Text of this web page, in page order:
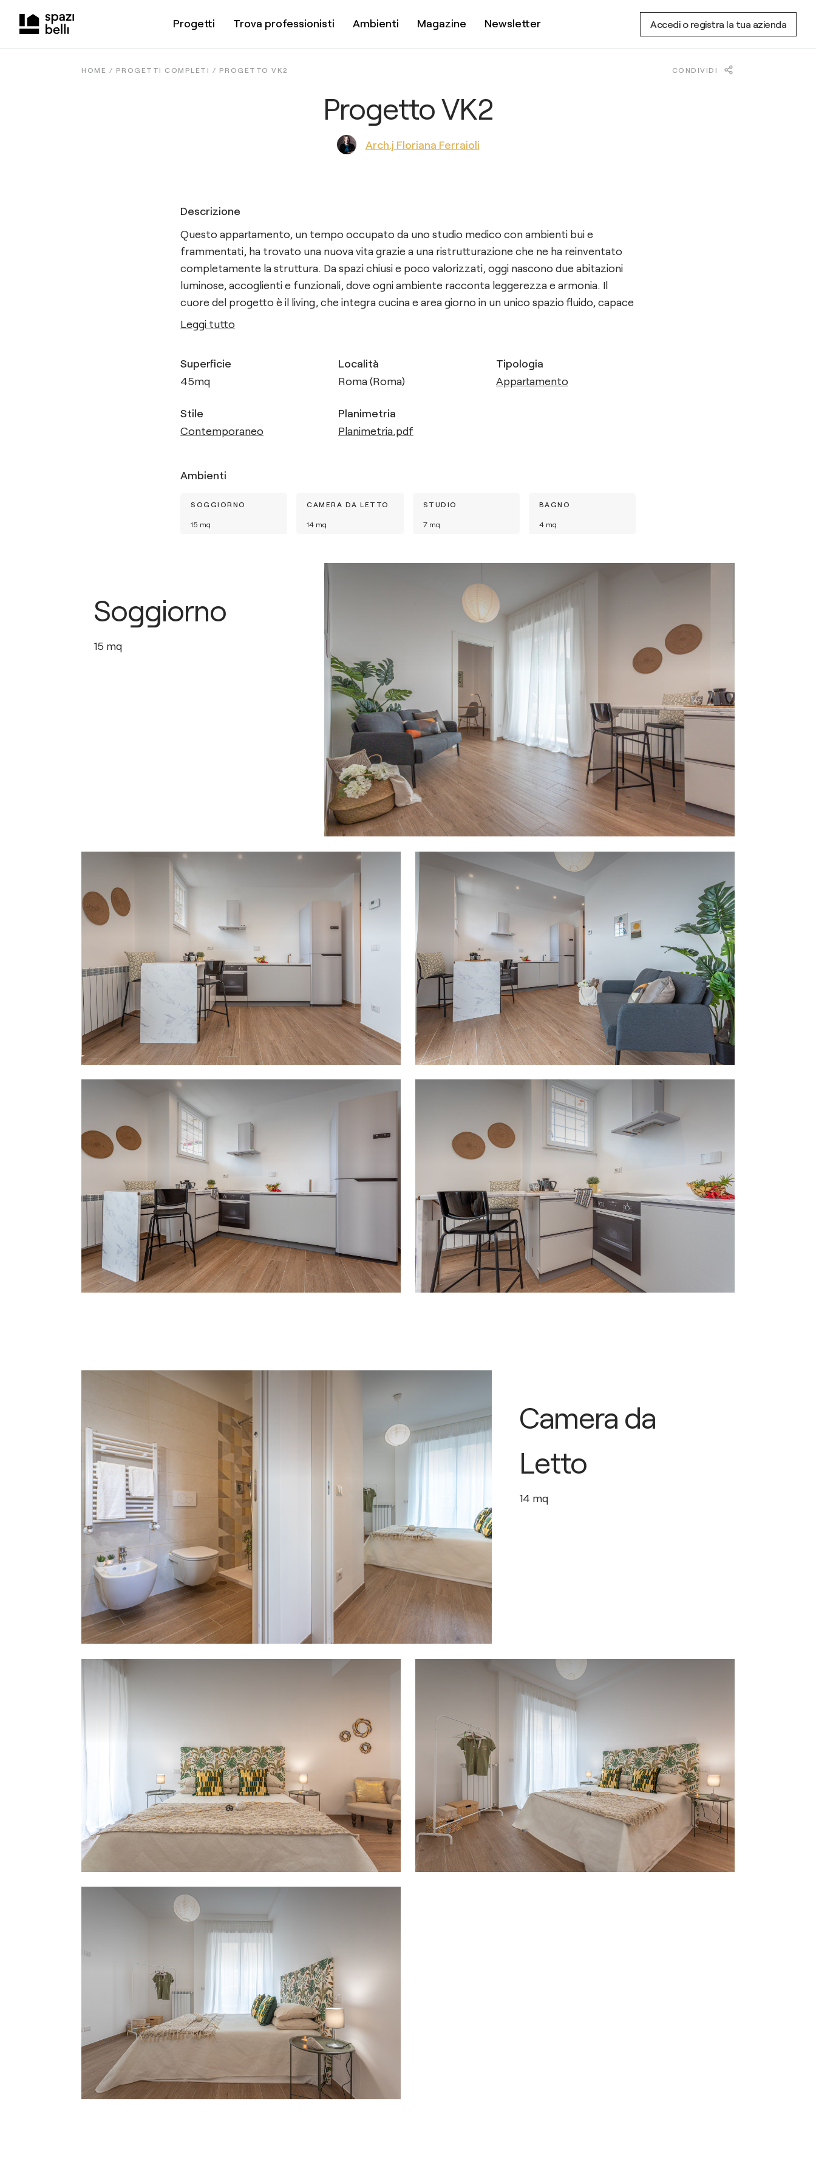
Progetti Trova professionisti Ambienti Magazine Newsletter Accedi o registra la tua azienda
HOME / PROGETTI COMPLETI / PROGETTO VK2 CONDIVIDI
Progetto VK2
Arch.j Floriana Ferraioli
Descrizione
Questo appartamento, un tempo occupato da uno studio medico con ambienti bui e
frammentati, ha trovato una nuova vita grazie a una ristrutturazione che ne ha reinventato
completamente la struttura. Da spazi chiusi e poco valorizzati, oggi nascono due abitazioni
luminose, accoglienti e funzionali, dove ogni ambiente racconta leggerezza e armonia. Il
cuore del progetto è il living, che integra cucina e area giorno in un unico spazio fluido, capace
Leggi tutto
Superficie
45mq
Località
Roma (Roma)
Tipologia
Appartamento
Stile
Contemporaneo
Planimetria
Planimetria.pdf
Ambienti
SOGGIORNO
15 mq
CAMERA DA LETTO
14 mq
STUDIO
7mq
BAGNO
4mq
Soggiorno
15 mq
Camera da
Letto
14 mq